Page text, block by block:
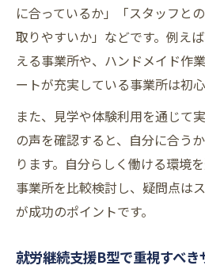
に合っているか」「スタッフと
取りやすいか」などです。例え
える事業所や、ハンドメイド作
ートが充実している事業所は初
また、見学や体験利用を通じて
の声を確認すると、自分に合う
ります。自分らしく働ける環境
事業所を比較検討し、疑問点は
が成功のポイントです。
就労継続支援B型で重視すべ